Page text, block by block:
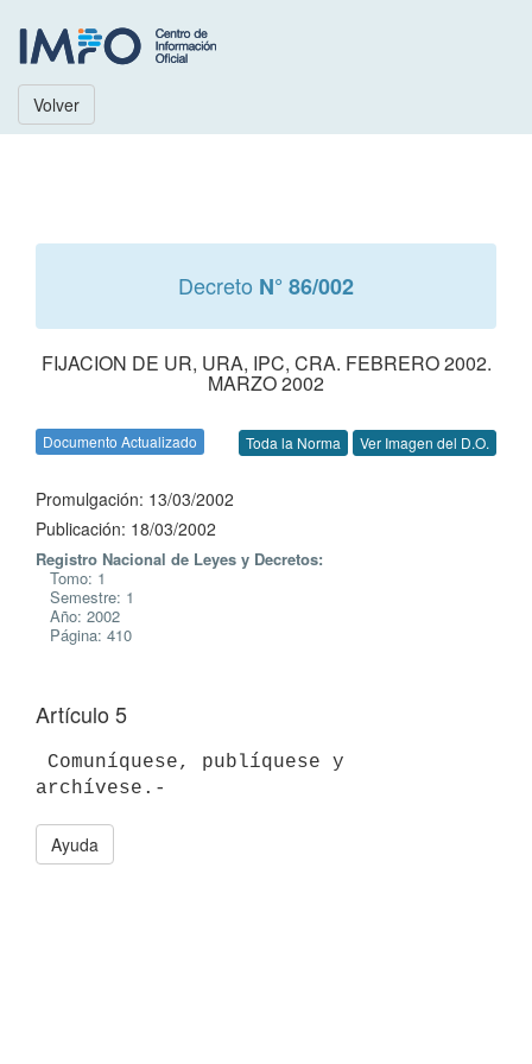
Volver
Decreto N° 86/002
FIJACION DE UR, URA, IPC, CRA. FEBRERO 2002.
MARZO 2002
Documento Actualizado Toda la Norma Ver Imagen del D.O.
Promulgación: 13/03/2002
Publicación: 18/03/2002
Registro Nacional de Leyes y Decretos:
Tomo: 1
Semestre: 1
Año: 2002
Página: 410
Artículo 5
Ayuda